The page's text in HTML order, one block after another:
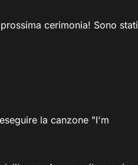
cerimonia! Sono stati
la canzone "I'm